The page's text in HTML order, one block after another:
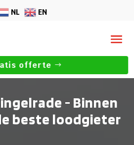
NL EN
offerte
- Binnen
beste loodgieter